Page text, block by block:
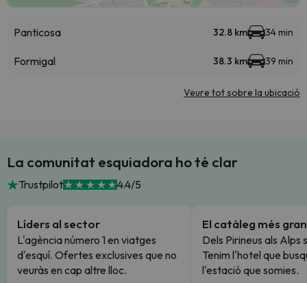
Panticosa 32.8 km 34 min
Formigal 38.3 km 39 min
Veure tot sobre la ubicació
La comunitat esquiadora ho té clar
Trustpilot 4.4/5
Líders al sector
L'agència número 1 en viatges
d'esquí. Ofertes exclusives que no
veuràs en cap altre lloc.
El catàleg més gran
Dels Pirineus als Alps
Tenim l'hotel que
l'estació que somies.